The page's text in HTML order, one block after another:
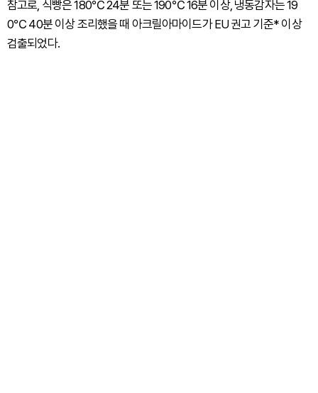
참고로, 식빵은 180℃ 24분 또는 190℃ 16분 이상, 냉동감자는 19
0℃ 40분 이상 조리했을 때 아크릴아마이드가 EU 권고 기준* 이상
검출되었다.